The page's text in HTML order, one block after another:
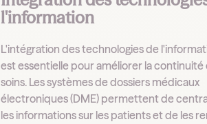
l'information
L'intégration des technologies de
est essentielle pour améliorer la continuité
soins. Les systèmes de dossiers médicaux
électroniques (DME) permettent de
les informations sur les patients et de les